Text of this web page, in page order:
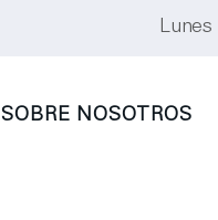
Lunes
SOBRE NOSOTROS